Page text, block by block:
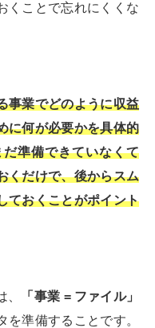
くことで忘れにくくな
事業でどのように収益
に何が必要かを具体的
準備できていなくて
くだけで、後からスム
ておくことがポイント
「事業 = ファイル」
を準備することです。